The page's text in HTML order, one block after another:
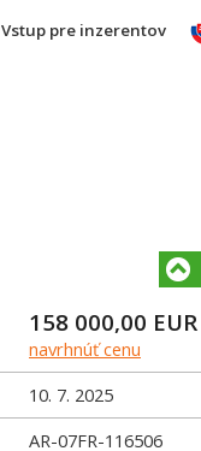
Vstup pre inzerentov
158 000,00 EUR
navrhnúť cenu
10. 7. 2025
AR-07FR-116506